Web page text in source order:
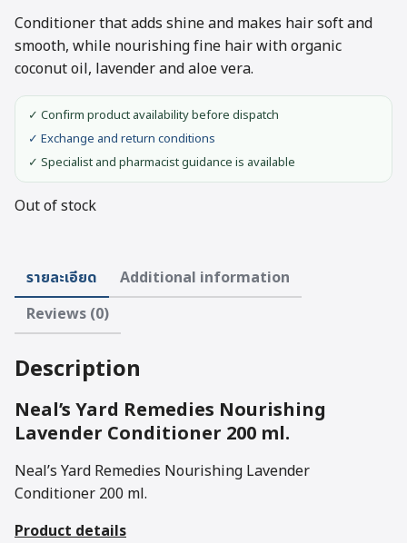
was:
1,240 ฿.
is:
1,178 ฿.
Conditioner that adds shine and makes hair soft and
smooth, while nourishing fine hair with organic
coconut oil, lavender and aloe vera.
✓ Confirm product availability before dispatch
✓ Exchange and return conditions
✓ Specialist and pharmacist guidance is available
Out of stock
รายละเอียด
Additional information
Reviews (0)
Description
Neal’s Yard Remedies Nourishing
Lavender Conditioner 200 ml.
Neal’s Yard Remedies Nourishing Lavender
Conditioner 200 ml.
Product details